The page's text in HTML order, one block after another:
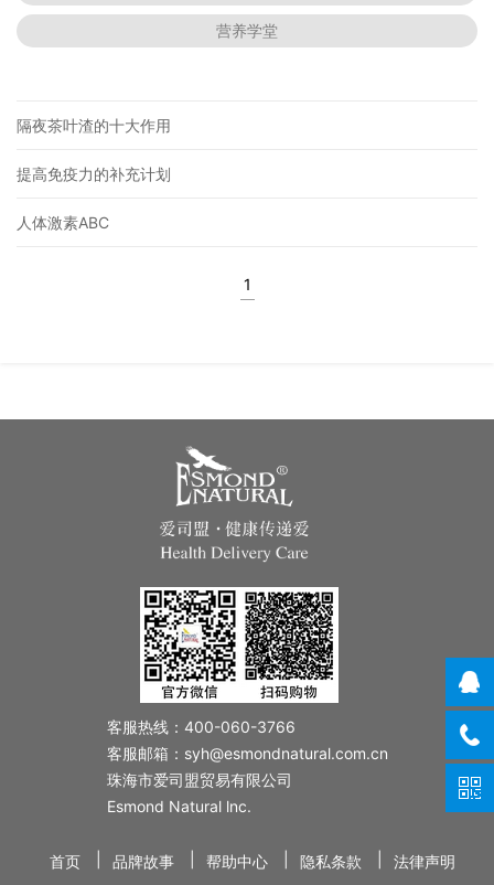
营养学堂
隔夜茶叶渣的十大作用
提高免疫力的补充计划
人体激素ABC
1
客服热线：400-060-3766
客服邮箱：syh@esmondnatural.com.cn
珠海市爱司盟贸易有限公司
Esmond Natural lnc.
首页 品牌故事 帮助中心 隐私条款 法律声明